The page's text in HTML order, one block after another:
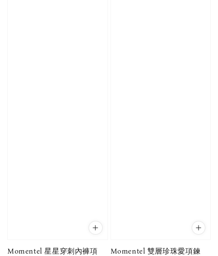
Momentel 星星穿刺內褲項
Momentel 雙層珍珠愛項鍊